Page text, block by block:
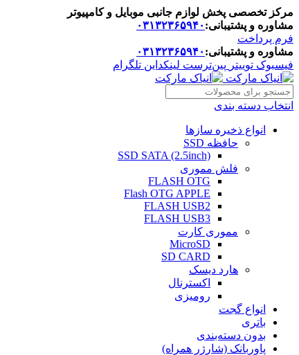
مرکز تخصصی پخش لوازم جانبی موبایل و کامپیوتر
مشاوره و پشتیبانی: ۰۳۱۳۲۳۶۵۹۴۰
فرم پرداخت
مشاوره و پشتیبانی: ۰۳۱۳۲۳۶۵۹۴۰
فیسبوک توییتر پین‌ترست لینکداین تلگرام
انتخاب دسته بندی
انواع ذخیره سازها
حافظه SSD
SSD SATA (2.5inch)
فلش مموری
FLASH OTG
Flash OTG APPLE
FLASH USB2
FLASH USB3
مموری کارت
MicroSD
SD CARD
هارد دیسک
اکسترنال
رومیزی
انواع گجت
باتری
بدون دسته‌بندی
پاوربانک (شارژر همراه)